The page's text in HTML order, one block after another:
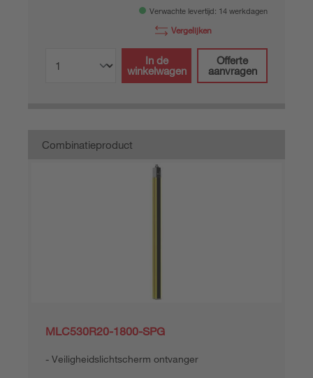
Verwachte levertijd: 14 werkdagen
Vergelijken
In de
winkelwagen
Offerte
aanvragen
Combinatieproduct
MLC530R20-1800-SPG
Veiligheidslichtscherm ontvanger